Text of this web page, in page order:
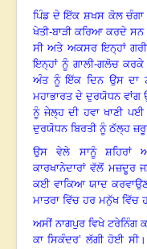
ਪਿੰਡ ਦੇ ਇੱਕ ਸ਼ਖਸ ਕੋਲ ਚੰਗਾ
ਖੇਤੀ-ਬਾੜੀ ਕਰਿਆ ਕਰਦੇ ਸਨ
ਸੀ ਅਤੇ ਅਕਸਰ ਇਨ੍ਹਾਂ
ਇਨ੍ਹਾਂ ਨੂੰ ਗਾਲੀ-ਗਲੋਚ ਕਰਕੇ
ਅੰਤ ਨੂੰ ਇੱਕ ਦਿਨ ਉਸ ਦਾ
ਮਹਾਭਾਰਤ ਦੇ ਦੁਰਯੋਧਨ
ਨੂੰ ਜੇਲ੍ਹ ਦੀ ਹਵਾ ਖਾਣੀ
ਦੁਰਯੋਧਨ ਬਿਰਤੀ ਨੂੰ ਠੱਲ੍ਹ
ਉਸ ਵੇਲੇ ਸਾਨੂੰ ਸ਼ਹਿਰਾਂ
ਕਾਰਖਾਨੇਦਾਰਾਂ ਵੱਲੋਂ ਮਜ਼ਦੂਰ
ਕਈ ਵਾਕਿਆ ਯਾਦ
ਮਾਤਰਾ ਵਿੱਚ ਹਰ ਮਨੁੱਖ
ਅਸੀਂ ਨਾਗਪੁਰ ਵਿਖੇ ਟਰੇਨਿੰਗ
ਕਾ ਸਿਕੰਦਰ’ ਲੱਗੀ ਹੋਈ ਸੀ